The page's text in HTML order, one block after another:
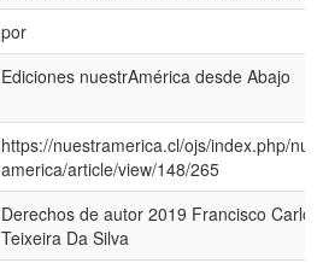
por
Ediciones nuestrAmérica desde Abajo
https://nuestramerica.cl/ojs/index.php/
america/article/view/148/265
Derechos de autor 2019 Francisco Carlos
Teixeira Da Silva